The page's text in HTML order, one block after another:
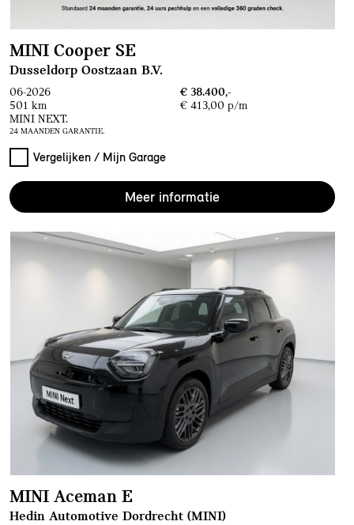
MINI Cooper SE
Dusseldorp Oostzaan B.V.
06-2026
€ 38.400,-
501 km
€ 413,00 p/m
MINI NEXT.
24 MAANDEN GARANTIE.
Vergelijken / Mijn Garage
Meer informatie
MINI Aceman E
Hedin Automotive Dordrecht (MINI)